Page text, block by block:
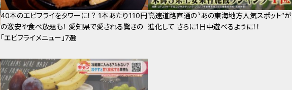
40本のエビフライをタワーに！？ 1本あたり110円
の激安や食べ放題も！ 愛知県で愛される驚きの
「エビフライメニュー」7選
高速道路直通の〝あの東海地方人気スポット″が
進化して さらに1日中遊べるように！！